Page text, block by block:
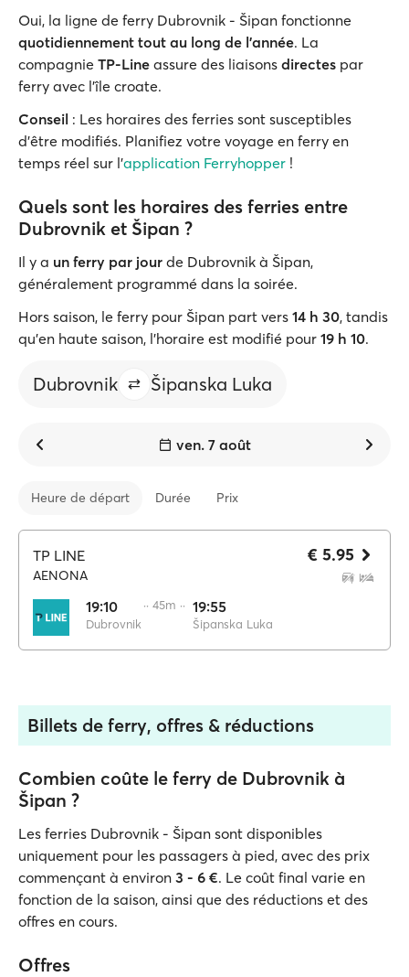
Oui, la ligne de ferry Dubrovnik - Šipan fonctionne
quotidiennement tout au long de l'année. La
compagnie TP-Line assure des liaisons directes par
ferry avec l'île croate.
Conseil : Les horaires des ferries sont susceptibles
d'être modifiés. Planifiez votre voyage en ferry en
temps réel sur l'application Ferryhopper !
Quels sont les horaires des ferries entre
Dubrovnik et Šipan ?
Il y a un ferry par jour de Dubrovnik à Šipan,
généralement programmé dans la soirée.
Hors saison, le ferry pour Šipan part vers 14 h 30, tandis
qu’en haute saison, l’horaire est modifié pour 19 h 10.
Dubrovnik Šipanska Luka
ven. 7 août
Heure de départ Durée Prix
TP LINE
AENONA
19:10
Dubrovnik
·· 45m ·· 19:55
Šipanska Luka
€ 5.95
Billets de ferry, offres & réductions
Combien coûte le ferry de Dubrovnik à
Šipan ?
Les ferries Dubrovnik - Šipan sont disponibles
uniquement pour les passagers à pied, avec des prix
commençant à environ 3 - 6 €. Le coût final varie en
fonction de la saison, ainsi que des réductions et des
offres en cours.
Offres